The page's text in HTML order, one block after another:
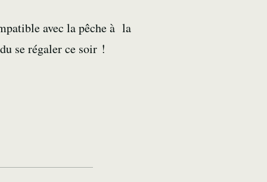
avec la pêche à la
se régaler ce soir !